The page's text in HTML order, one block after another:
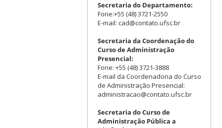
Secretaria do Departamento:
Fone:+55 (48) 3721-2550
E-mail: cad@contato.ufsc.br
Secretaria da Coordenação do
Curso de Administração
Presencial:
Fone: +55 (48) 3721-3888
E-mail da Coordenadoria do Curso
de Administração Presencial:
administracao@contato.ufsc.br
Secretaria do Curso de
Administração Pública a